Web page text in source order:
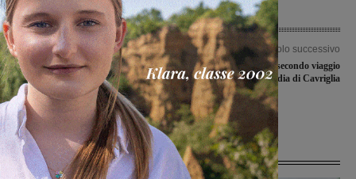
Articolo precedente
Campi sportivi: l’Amministrazione
prepara un progetto per il risparmio
energetico da presentare al bando
regionale
Articolo successivo
Giunto in Ucraina il secondo viaggio
della Misericordia di Cavriglia
Ultime Notizie